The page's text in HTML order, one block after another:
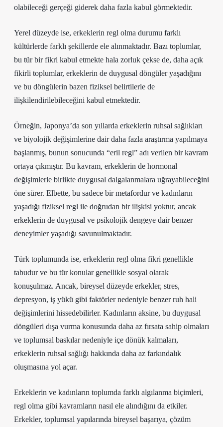
olabileceği gerçeği giderek daha fazla kabul görmektedir.
Yerel düzeyde ise, erkeklerin regl olma durumu farklı
kültürlerde farklı şekillerde ele alınmaktadır. Bazı toplumlar,
bu tür bir fikri kabul etmekte hala zorluk çekse de, daha açık
fikirli toplumlar, erkeklerin de duygusal döngüler yaşadığını
ve bu döngülerin bazen fiziksel belirtilerle de
ilişkilendirilebileceğini kabul etmektedir.
Örneğin, Japonya’da son yıllarda erkeklerin ruhsal sağlıkları
ve biyolojik değişimlerine dair daha fazla araştırma yapılmaya
başlanmış, bunun sonucunda “eril regl” adı verilen bir kavram
ortaya çıkmıştır. Bu kavram, erkeklerin de hormonal
değişimlerle birlikte duygusal dalgalanmalara uğrayabileceğini
öne sürer. Elbette, bu sadece bir metafordur ve kadınların
yaşadığı fiziksel regl ile doğrudan bir ilişkisi yoktur, ancak
erkeklerin de duygusal ve psikolojik dengeye dair benzer
deneyimler yaşadığı savunulmaktadır.
Türk toplumunda ise, erkeklerin regl olma fikri genellikle
tabudur ve bu tür konular genellikle sosyal olarak
konuşulmaz. Ancak, bireysel düzeyde erkekler, stres,
depresyon, iş yükü gibi faktörler nedeniyle benzer ruh hali
değişimlerini hissedebilirler. Kadınların aksine, bu duygusal
döngüleri dışa vurma konusunda daha az fırsata sahip olmaları
ve toplumsal baskılar nedeniyle içe dönük kalmaları,
erkeklerin ruhsal sağlığı hakkında daha az farkındalık
oluşmasına yol açar.
Erkeklerin ve kadınların toplumda farklı algılanma biçimleri,
regl olma gibi kavramların nasıl ele alındığını da etkiler.
Erkekler, toplumsal yapılarında bireysel başarıya, çözüm